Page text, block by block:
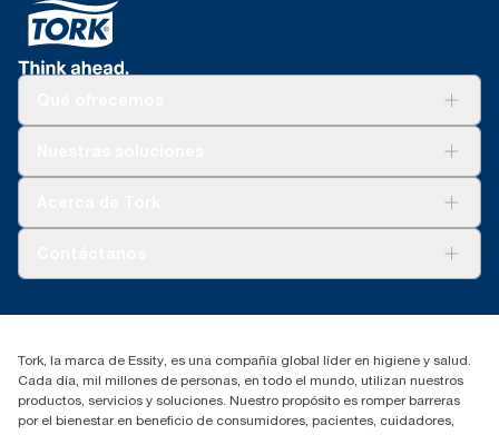
91 657 84 00
Tork, la marca de Essity, es una compañía global líder en higiene y salud.
Cada día, mil millones de personas, en todo el mundo, utilizan nuestros
productos, servicios y soluciones. Nuestro propósito es romper barreras
por el bienestar en beneficio de consumidores, pacientes, cuidadores,